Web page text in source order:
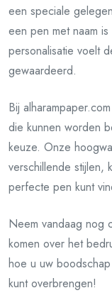
een speciale
een pen met naam
personalisatie voelt
gewaardeerd.
Bij
die kunnen worden
keuze. Onze
verschillende stijlen,
perfecte pen kunt
Neem vandaag nog
komen over het
hoe u uw
kunt overbrengen!